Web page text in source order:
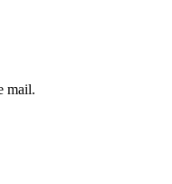
mail.